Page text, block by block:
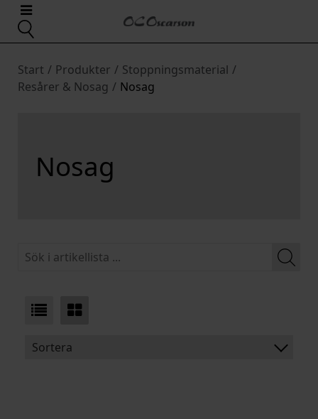
Start / Produkter / Stoppningsmaterial /
Resårer & Nosag / Nosag
Nosag
Sortera